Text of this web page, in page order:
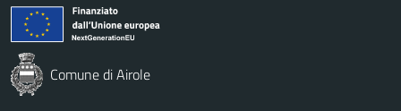
Comune di Airole